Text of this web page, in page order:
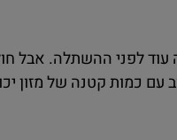
לפני ההשתלה. אבל
כמות קטנה של מזון